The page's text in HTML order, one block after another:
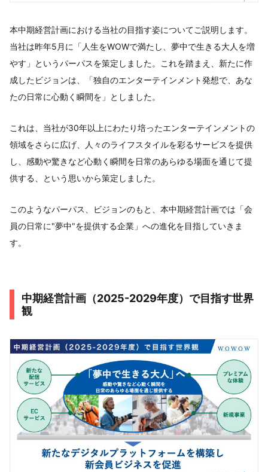
本中期経営計画における当社の目指す姿についてご説明します。
当社は昨年5月に「人生をWOWで満たし、夢中で生きる大人を増
やす」というパーパスを策定しました。これを踏まえ、新たに作
成したビジョンは、「独自のエンターテインメント発想で、あな
たの日常に心動く瞬間を」としました。
これは、当社が30年以上にわたり培ったエンターテインメントの
領域をさらに広げ、人々のライフスタイルを彩るサービスを提供
し、感動や驚きなど心動く瞬間を日常のあらゆる場面を通じて提
供する、という思いから策定しました。
このようなパーパス、ビジョンのもと、本中期経営計画では「会
員の日常に"夢中"を提供する企業」への進化を目指していきま
す。
中期経営計画（2025-2029年度）で目指す世界
観